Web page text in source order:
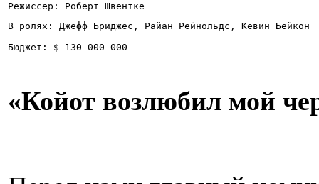
Режиссер: Роберт Швентке
В ролях: Джефф Бриджес, Райан Рейнольдс, Кевин Бейкон
Бюджет: $ 130 000 000
«Койот возлюбил мой